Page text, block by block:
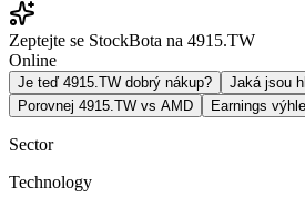
Zeptejte se StockBota na 4915.TW
Online
Je teď 4915.TW dobrý nákup?
Jaká jsou
Porovnej 4915.TW vs AMD
Earnings
Sector
Technology